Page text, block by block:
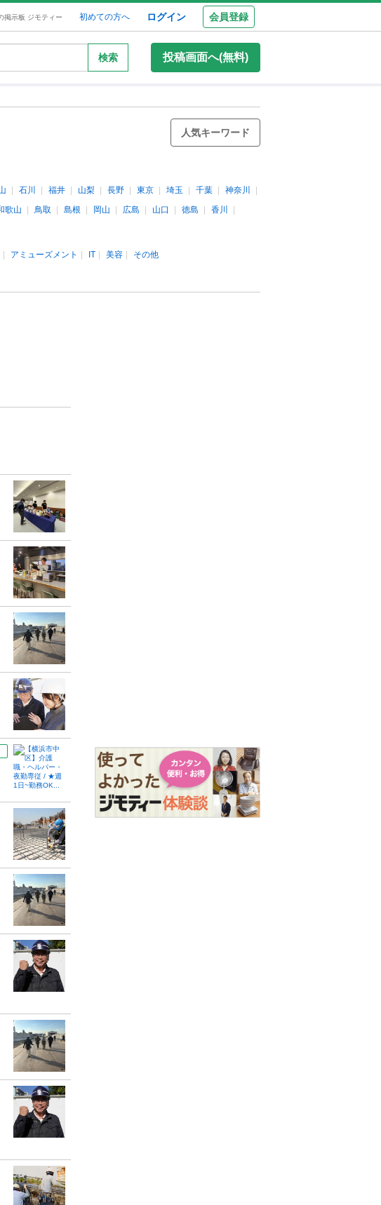
掲示板 ジモティー 初めての方へ ログイン 会員登録
検索 投稿画面へ(無料)
人気キーワード
石川 福井 山梨 長野 東京 埼玉 千葉
神奈川
歌山 鳥取 島根 岡山 広島 山口 徳島
香川
アミューズメント IT 美容 その他